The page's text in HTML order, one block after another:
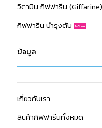
วิตามิน กิฟฟารีน (Giffarine)
กิฟฟารีน บำรุงตับ
ข้อมูล
เกี่ยวกับเรา
สินค้ากิฟฟารีนทั้งหมด